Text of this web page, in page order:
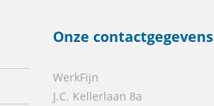
Onze contactgegevens
WerkFijn
J.C. Kellerlaan 8a